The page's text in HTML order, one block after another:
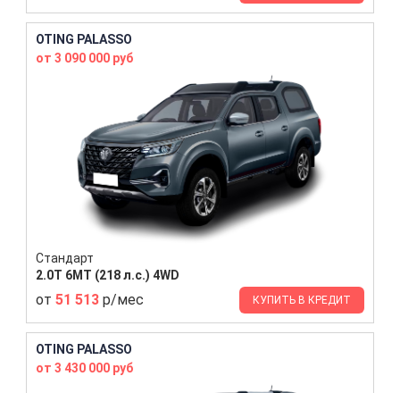
OTING PALASSO
от 3 090 000 руб
Стандарт
2.0T 6MT (218 л.с.) 4WD
от 51 513 р/мес КУПИТЬ В КРЕДИТ
OTING PALASSO
от 3 430 000 руб